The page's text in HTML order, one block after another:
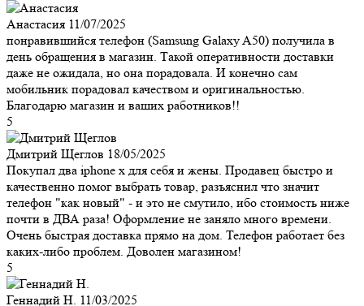
Анастасия 11/07/2025
понравившийся телефон (Samsung Galaxy A50) получила в
день обращения в магазин. Такой оперативности доставки
даже не ожидала, но она порадовала. И конечно сам
мобильник порадовал качеством и оригинальностью.
Благодарю магазин и ваших работников!!
5
Дмитрий Щеглов 18/05/2025
Покупал два iphone x для себя и жены. Продавец быстро и
качественно помог выбрать товар, разъяснил что значит
телефон "как новый" - и это не смутило, ибо стоимость ниже
почти в ДВА раза! Оформление не заняло много времени.
Очень быстрая доставка прямо на дом. Телефон работает без
каких-либо проблем. Доволен магазином!
5
Геннадий Н. 11/03/2025